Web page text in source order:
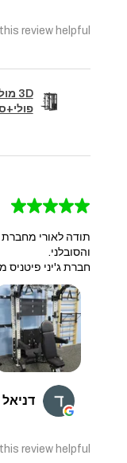
review helpful?
★
★
★
★
★
תודה לאורי מחברת
והסובלני.
חברת ג'יני פיטניס
דניאל
review helpful?